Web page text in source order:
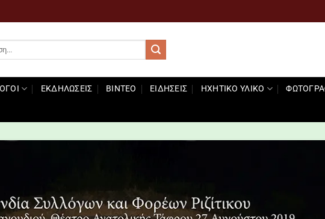
ΕΚΔΗΛΩΣΕΙΣ ΒΊΝΤΕΟ ΕΙΔΉΣΕΙΣ ΗΧΗΤΙΚΌ ΥΛΙΚΌ